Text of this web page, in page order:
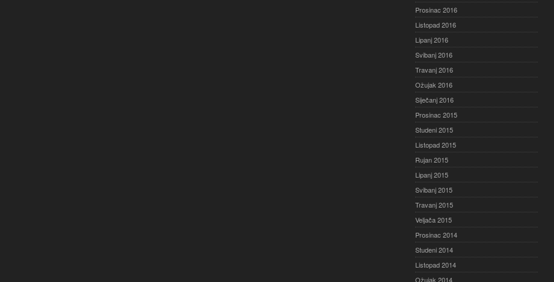
Prosinac 2016
Listopad 2016
Lipanj 2016
Svibanj 2016
Travanj 2016
Ožujak 2016
Siječanj 2016
Prosinac 2015
Studeni 2015
Listopad 2015
Rujan 2015
Lipanj 2015
Svibanj 2015
Travanj 2015
Veljača 2015
Prosinac 2014
Studeni 2014
Listopad 2014
Ožujak 2014